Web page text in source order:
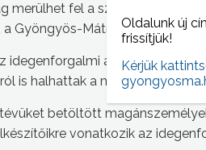
merülhet fel a szolgáltatók
a Gyöngyös-Mátra TDM
adóról, az
is halhattak a megjelentek.
betöltött
vonatkozik az
Oldalunk új
frissítjük!
Kérjük